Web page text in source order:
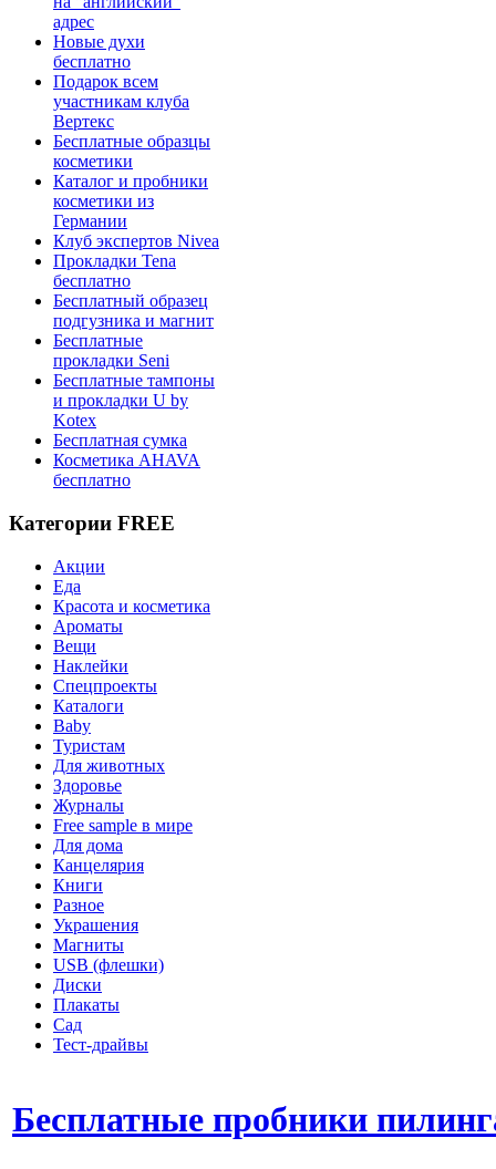
адрес
Новые духи
бесплатно
Подарок всем
участникам клуба
Вертекс
Бесплатные образцы
косметики
Каталог и пробники
косметики из
Германии
Клуб экспертов Nivea
Прокладки Tena
бесплатно
Бесплатный образец
подгузника и магнит
Бесплатные
прокладки Seni
Бесплатные тампоны
и прокладки U by
Kotex
Бесплатная сумка
Косметика AHAVA
бесплатно
Категории FREE
Акции
Еда
Красота и косметика
Ароматы
Вещи
Наклейки
Спецпроекты
Каталоги
Baby
Туристам
Для животных
Здоровье
Журналы
Free sample в мире
Для дома
Канцелярия
Книги
Разное
Украшения
Магниты
USB (флешки)
Диски
Плакаты
Сад
Тест-драйвы
Бесплатные пробники